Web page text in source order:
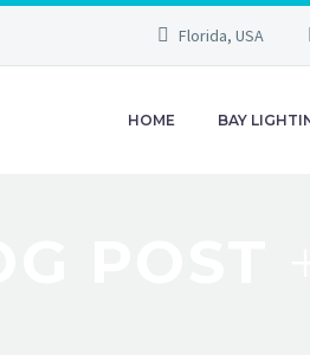
Florida, USA
HOME BAY